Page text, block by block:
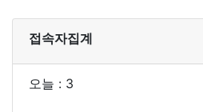
접속자집계
오늘 : 3